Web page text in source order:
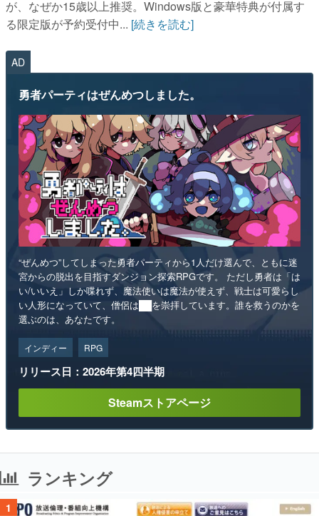
が、なぜか15歳以上推奨。Windows版と豪華特典が付属す
る限定版が予約受付中... [続きを読む]
AD
勇者パーティはぜんめつしました。
“ぜんめつ”してしまった勇者パーティから1人だけ選んで、ともに迷
宮からの脱出を目指すダンジョン探索RPGです。 ただし勇者は「は
い/いいえ」しか喋れず、魔法使いは魔法が使えず、戦士は可愛らし
い人形になっていて、僧侶は██を崇拝しています。誰を救うのかを
選ぶのは、あなたです。
インディー RPG
リリース日：2026年第4四半期
Steamストアページ
ランキング
1